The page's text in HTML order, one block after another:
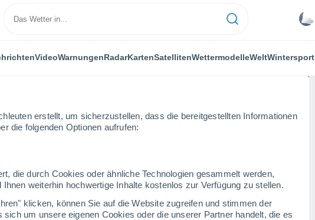
erstellt, um sicherzustellen, dass die bereitgestellten Informationen
die folgenden Optionen aufrufen:
die durch Cookies oder ähnliche Technologien gesammelt werden,
weiterhin hochwertige Inhalte kostenlos zur Verfügung zu stellen.
klicken, können Sie auf die Website zugreifen und stimmen der
um unsere eigenen Cookies oder die unserer Partner handelt, die es
VideoWarnungenRadarKartenSatellitenWettermodelleWeltWintersport